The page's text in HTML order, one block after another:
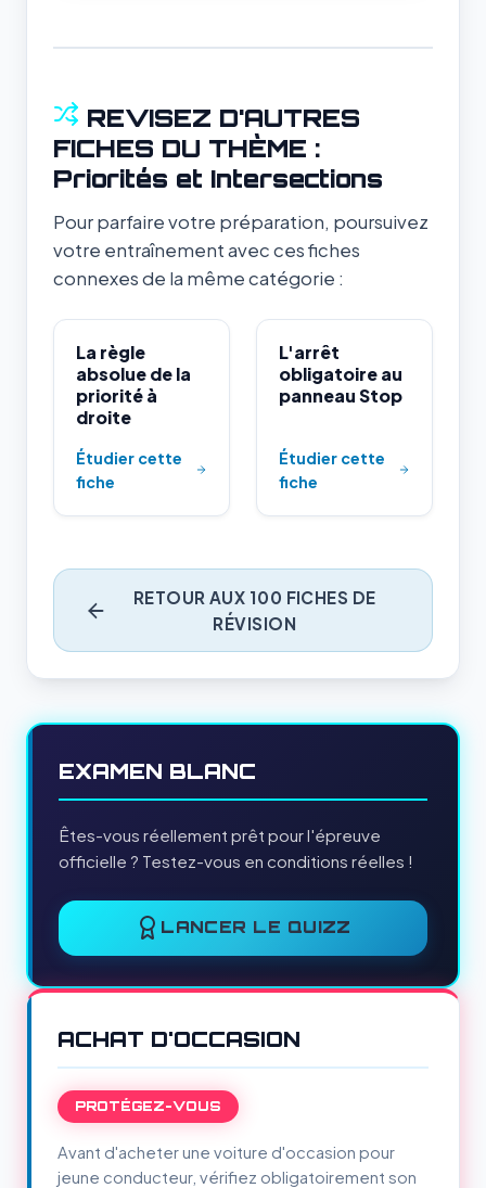
REVISEZ D'AUTRES
FICHES DU THÈME :
Priorités et Intersections
Pour parfaire votre préparation, poursuivez
votre entraînement avec ces fiches
connexes de la même catégorie :
La règle
absolue de la
priorité à
droite
Étudier cette
fiche
L'arrêt
obligatoire au
panneau Stop
Étudier cette
fiche
RETOUR AUX 100 FICHES DE
RÉVISION
EXAMEN BLANC
Êtes-vous réellement prêt pour l'épreuve
officielle ? Testez-vous en conditions réelles !
LANCER LE QUIZZ
ACHAT D'OCCASION
PROTÉGEZ-VOUS
Avant d'acheter une voiture d'occasion pour
jeune conducteur, vérifiez obligatoirement son